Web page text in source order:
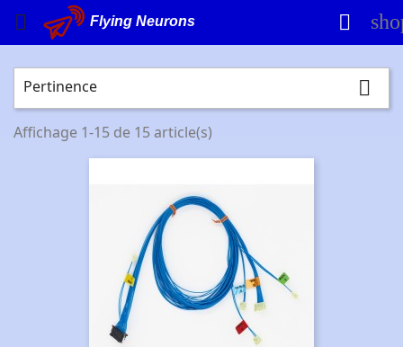
 
Flying Neurons
Pertinence 
Affichage 1-15 de 15 article(s)